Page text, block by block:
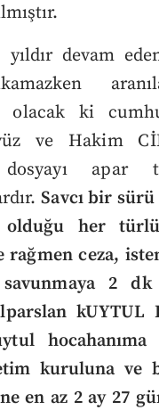
yıldır devam
olacak ki
ve Hakim
dosyayı apar
Savcı bir
olduğu her
rağmen ceza,
2 dk
kUYTUL
hocahanıma
kuruluna ve
en az 2 ay 27